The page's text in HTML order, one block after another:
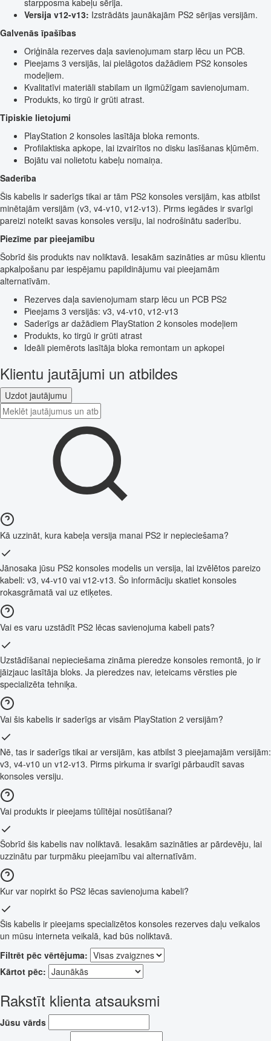
Versija v12-v13: Izstrādāts jaunākajām PS2 sērijas versijām.
Galvenās īpašības
Oriģināla rezerves daļa savienojumam starp lēcu un PCB.
Pieejams 3 versijās, lai pielāgotos dažādiem PS2 konsoles
modeļiem.
Kvalitatīvi materiāli stabilam un ilgmūžīgam savienojumam.
Produkts, ko tirgū ir grūti atrast.
Tipiskie lietojumi
PlayStation 2 konsoles lasītāja bloka remonts.
Profilaktiska apkope, lai izvairītos no disku lasīšanas kļūmēm.
Bojātu vai nolietotu kabeļu nomaiņa.
Saderība
Šis kabelis ir saderīgs tikai ar tām PS2 konsoles versijām, kas atbilst
minētajām versijām (v3, v4-v10, v12-v13). Pirms iegādes ir svarīgi
pareizi noteikt savas konsoles versiju, lai nodrošinātu saderību.
Piezīme par pieejamību
Šobrīd šis produkts nav noliktavā. Iesakām sazināties ar mūsu klientu
apkalpošanu par iespējamu papildinājumu vai pieejamām
alternatīvām.
Rezerves daļa savienojumam starp lēcu un PCB PS2
Pieejams 3 versijās: v3, v4-v10, v12-v13
Saderīgs ar dažādiem PlayStation 2 konsoles modeļiem
Produkts, ko tirgū ir grūti atrast
Ideāli piemērots lasītāja bloka remontam un apkopei
Klientu jautājumi un atbildes
Uzdot jautājumu
Kā uzzināt, kura kabeļa versija manai PS2 ir nepieciešama?
Jānosaka jūsu PS2 konsoles modelis un versija, lai izvēlētos pareizo
kabeli: v3, v4-v10 vai v12-v13. Šo informāciju skatiet konsoles
rokasgrāmatā vai uz etiķetes.
Vai es varu uzstādīt PS2 lēcas savienojuma kabeli pats?
Uzstādīšanai nepieciešama zināma pieredze konsoles remontā, jo ir
jāizjauc lasītāja bloks. Ja pieredzes nav, ieteicams vērsties pie
specializēta tehniķa.
Vai šis kabelis ir saderīgs ar visām PlayStation 2 versijām?
Nē, tas ir saderīgs tikai ar versijām, kas atbilst 3 pieejamajām versijām:
v3, v4-v10 un v12-v13. Pirms pirkuma ir svarīgi pārbaudīt savas
konsoles versiju.
Vai produkts ir pieejams tūlītējai nosūtīšanai?
Šobrīd šis kabelis nav noliktavā. Iesakām sazināties ar pārdevēju, lai
uzzinātu par turpmāku pieejamību vai alternatīvām.
Kur var nopirkt šo PS2 lēcas savienojuma kabeli?
Šis kabelis ir pieejams specializētos konsoles rezerves daļu veikalos
un mūsu interneta veikalā, kad būs noliktavā.
Filtrēt pēc vērtējuma:
Kārtot pēc:
Rakstīt klienta atsauksmi
Jūsu vārds